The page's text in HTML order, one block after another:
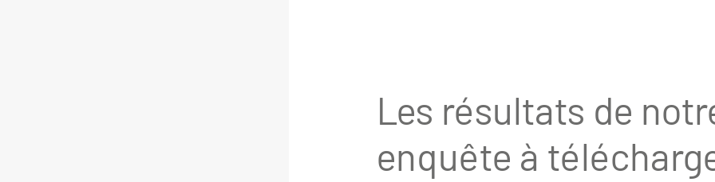
Les résultats de
enquête à